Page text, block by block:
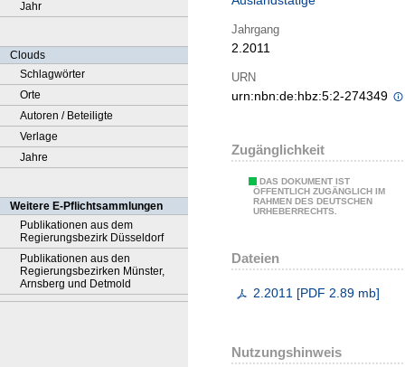
Jahr
Clouds
Schlagwörter
Orte
Autoren / Beteiligte
Verlage
Jahre
Weitere E-Pflichtsammlungen
Publikationen aus dem
Regierungsbezirk Düsseldorf
Publikationen aus den
Regierungsbezirken Münster,
Arnsberg und Detmold
Jahrgang
2.2011
URN
urn:nbn:de:hbz:5:2-274349
Zugänglichkeit
DAS DOKUMENT IST
ÖFFENTLICH ZUGÄNGLICH IM
RAHMEN DES DEUTSCHEN
URHEBERRECHTS.
Dateien
2.2011 [PDF 2.89 mb]
Nutzungshinweis